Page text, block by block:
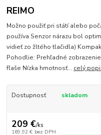
REIMO
Možno použiť pri státí alebo
používa Senzor nárazu bol
vidieť zo žltého tlačidla)
Pohodlie: Prehľadné
fľaše Nízka hmotnosť... celý
Dostupnosť skladom
209 €/ks
169,92 € bez DPH